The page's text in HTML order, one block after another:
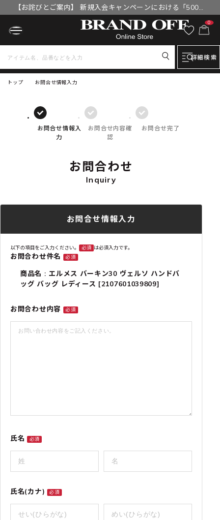
【お詫びとご案内】 新規入会キャンペーンにおける「500円
OFFクーポン」付与漏れと補填について
0
詳細検索
トップ お問合せ情報入力
お問合せ情報入
力
お問合せ内容確
認
お問合せ完了
お問合わせ
Inquiry
お問合せ情報入力
以下の項目をご入力ください。 必須 は必須入力です。
お問合わせ件名 必須
商品名 : エルメス バーキン30 ヴェルソ ハンドバ
ッグ バッグ レディース [2107601039809]
お問合わせ内容 必須
氏名 必須
氏名(カナ) 必須